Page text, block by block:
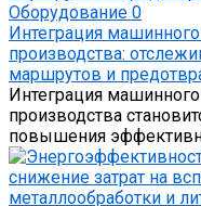
Оборудование 0
Интеграция
производства:
маршрутов и
Интеграция
производства
повышения